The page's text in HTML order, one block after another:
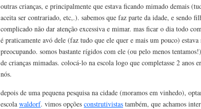
outras crianças, e principalmente que estava ficando mimado demais
aceita ser contrariado, etc,.). sabemos que faz parte da idade, e sendo
complicado não dar atenção excessiva e mimar. mas ficar o dia todo
é praticamente avó dele (faz tudo que ele quer e mais um pouco) estava
preocupando. somos bastante rígidos com ele (ou pelo menos
de crianças mimadas. colocá-lo na escola logo que completasse 2 anos
nós.
depois de uma pequena pesquisa na cidade (moramos em vinhedo),
escola waldorf. vimos opções construtivistas também, que achamos